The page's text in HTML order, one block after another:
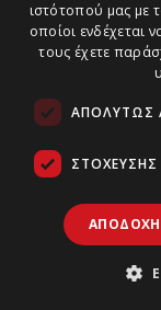
ιστότοπού μας με
οποίοι ενδέχεται
τους έχετε
ΑΠΟΛΎΤΩΣ
ΣΤΌΧΕΥΣΗΣ